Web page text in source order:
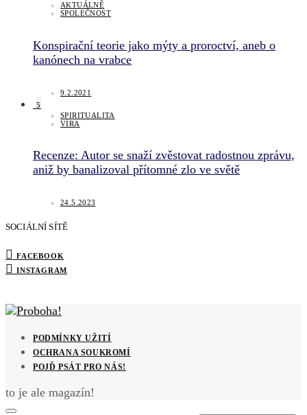
AKTUÁLNĚ
SPOLEČNOST
Konspirační teorie jako mýty a proroctví, aneb o
kanónech na vrabce
9.2.2021
5
SPIRITUALITA
VÍRA
Recenze: Autor se snaží zvěstovat radostnou zprávu,
aniž by banalizoval přítomné zlo ve světě
24.5.2023
SOCIÁLNÍ SÍTĚ
FACEBOOK
INSTAGRAM
PODMÍNKY UŽITÍ
OCHRANA SOUKROMÍ
POJĎ PSÁT PRO NÁS!
to je ale magazín!